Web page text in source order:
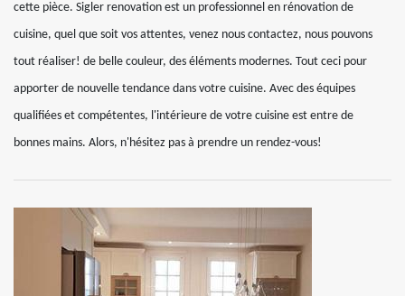
cette pièce. Sigler renovation est un professionnel en rénovation de
cuisine, quel que soit vos attentes, venez nous contactez, nous pouvons
tout réaliser! de belle couleur, des éléments modernes. Tout ceci pour
apporter de nouvelle tendance dans votre cuisine. Avec des équipes
qualifiées et compétentes, l'intérieure de votre cuisine est entre de
bonnes mains. Alors, n'hésitez pas à prendre un rendez-vous!